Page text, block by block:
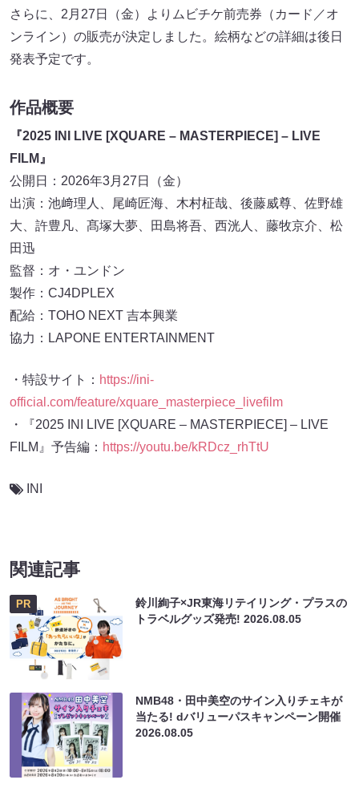
さらに、2月27日（金）よりムビチケ前売券（カード／オ
ンライン）の販売が決定しました。絵柄などの詳細は後日
発表予定です。
作品概要
『2025 INI LIVE [XQUARE – MASTERPIECE] – LIVE
FILM』
公開日：2026年3月27日（金）
出演：池﨑理人、尾崎匠海、木村柾哉、後藤威尊、佐野雄
大、許豊凡、髙塚大夢、田島将吾、西洸人、藤牧京介、松
田迅
監督：オ・ユンドン
製作：CJ4DPLEX
配給：TOHO NEXT 吉本興業
協力：LAPONE ENTERTAINMENT
・特設サイト： https://ini-
official.com/feature/xquare_masterpiece_livefilm
・『2025 INI LIVE [XQUARE – MASTERPIECE] – LIVE
FILM』予告編： https://youtu.be/kRDcz_rhTtU
INI
関連記事
PR
鈴川絢子×JR東海リテイリング・プラスの
トラベルグッズ発売!2026.08.05
NMB48・田中美空のサイン入りチェキが
当たる! dバリューパスキャンペーン開催
2026.08.05